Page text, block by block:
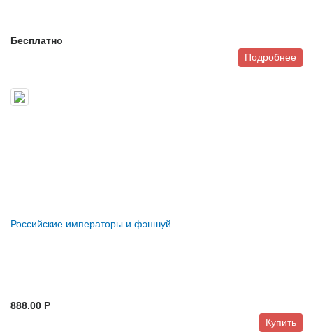
Бесплатно
Подробнее
Российские императоры и фэншуй
888.00 P
Купить